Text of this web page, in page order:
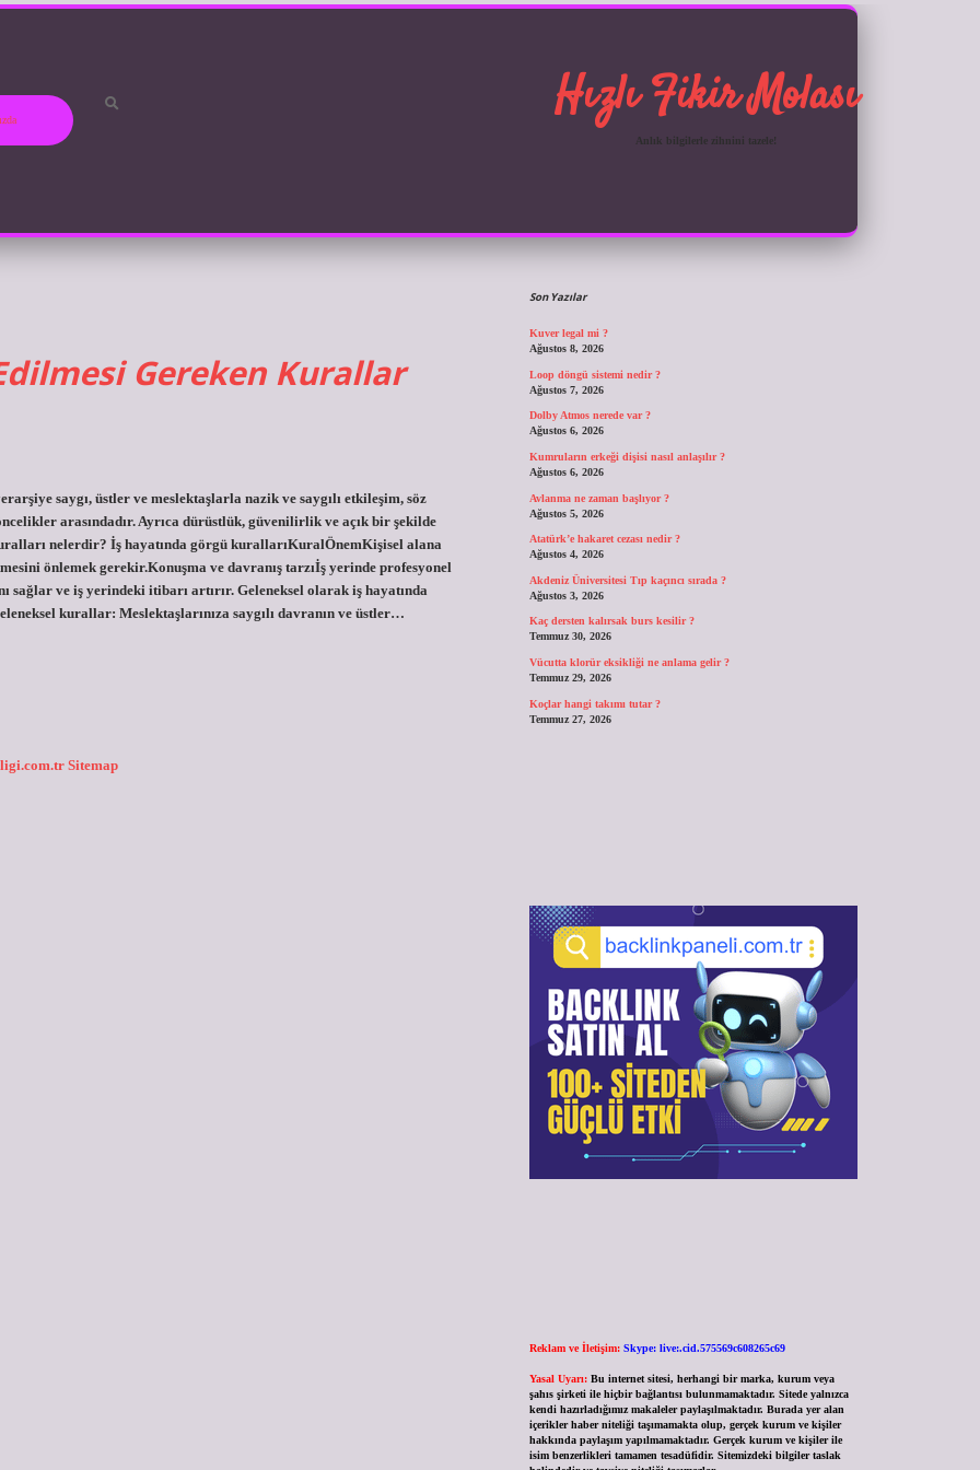
Hızlı Fikir Molası
Anlık bilgilerle zihnini tazele!
Gereken Kurallar
saygı, üstler ve meslektaşlarla nazik ve saygılı etkileşim, söz
arasındadır. Ayrıca dürüstlük, güvenilirlik ve açık bir şekilde
nelerdir? İş hayatında görgü kurallarıKuralÖnemKişisel alana
önlemek gerekir.Konuşma ve davranış tarzıİş yerinde profesyonel
sağlar ve iş yerindeki itibarı artırır. Geleneksel olarak iş hayatında
kurallar: Meslektaşlarınıza saygılı davranın ve üstler…
Sitemap
Sidebar
Son Yazılar
Kuver legal mi ?
Ağustos 8, 2026
Loop döngü sistemi nedir ?
Ağustos 7, 2026
Dolby Atmos nerede var ?
Ağustos 6, 2026
Kumruların erkeği dişisi nasıl anlaşılır ?
Ağustos 6, 2026
Avlanma ne zaman başlıyor ?
Ağustos 5, 2026
Atatürk’e hakaret cezası nedir ?
Ağustos 4, 2026
Akdeniz Üniversitesi Tıp kaçıncı sırada ?
Ağustos 3, 2026
Kaç dersten kalırsak burs kesilir ?
Temmuz 30, 2026
Vücutta klorür eksikliği ne anlama gelir ?
Temmuz 29, 2026
Koçlar hangi takımı tutar ?
Temmuz 27, 2026
Reklam ve İletişim: Skype: live:.cid.575569c608265c69
Yasal Uyarı: Bu internet sitesi, herhangi bir marka, kurum veya
şahıs şirketi ile hiçbir bağlantısı bulunmamaktadır. Sitede yalnızca
kendi hazırladığımız makaleler paylaşılmaktadır. Burada yer alan
içerikler haber niteliği taşımamakta olup, gerçek kurum ve kişiler
hakkında paylaşım yapılmamaktadır. Gerçek kurum ve kişiler ile
isim benzerlikleri tamamen tesadüfidir. Sitemizdeki bilgiler taslak